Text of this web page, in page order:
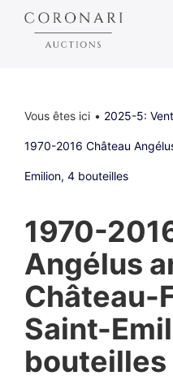
Vous êtes ici 2025-5:
1970-2016 Château
Emilion, 4 bouteilles
1970-
Angélus
Château-
Saint-
bouteilles